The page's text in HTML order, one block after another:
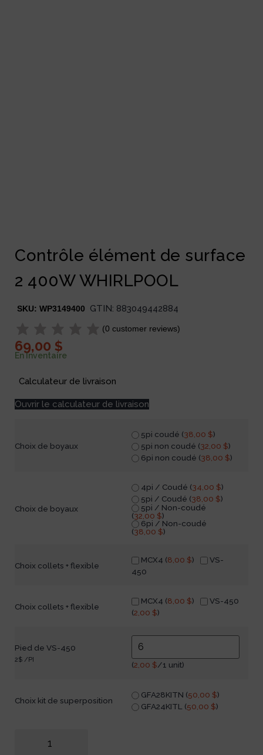
Contrôle élément de surface
2 400W WHIRLPOOL
SKU: WP3149400 GTIN: 883049442884
(0 customer reviews)
69,00 $
En Inventaire
Calculateur de livraison
Ouvrir le calculateur de livraison
Choix de boyaux
5pi coudé (38,00 $)
5pi non coudé (32,00 $)
6pi non coudé (38,00 $)
Choix de boyaux
4pi / Coudé (34,00 $)
5pi / Coudé (38,00 $)
5pi / Non-coudé
(32,00 $)
6pi / Non-coudé
(38,00 $)
Choix collets + flexible
MCX4 (8,00 $)
VS-
450
Choix collets + flexible
MCX4 (8,00 $)
VS-450
(2,00 $)
Pied de VS-450
2$ /PI
(2,00 $/1 unit)
Choix kit de superposition
GFA28KITN (50,00 $)
GFA24KITL (50,00 $)